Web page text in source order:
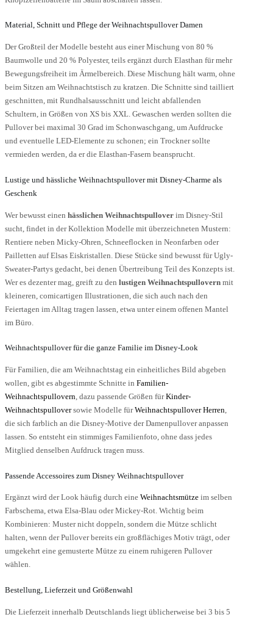
Material, Schnitt und Pflege der Weihnachtspullover Damen
Der Großteil der Modelle besteht aus einer Mischung von 80 %
Baumwolle und 20 % Polyester, teils ergänzt durch Elasthan für mehr
Bewegungsfreiheit im Ärmelbereich. Diese Mischung hält warm, ohne
beim Sitzen am Weihnachtstisch zu kratzen. Die Schnitte sind tailliert
geschnitten, mit Rundhalsausschnitt und leicht abfallenden
Schultern, in Größen von XS bis XXL. Gewaschen werden sollten die
Pullover bei maximal 30 Grad im Schonwaschgang, um Aufdrucke
und eventuelle LED-Elemente zu schonen; ein Trockner sollte
vermieden werden, da er die Elasthan-Fasern beansprucht.
Lustige und hässliche Weihnachtspullover mit Disney-Charme als
Geschenk
Wer bewusst einen hässlichen Weihnachtspullover im Disney-Stil
sucht, findet in der Kollektion Modelle mit überzeichneten Mustern:
Rentiere neben Micky-Ohren, Schneeflocken in Neonfarben oder
Pailletten auf Elsas Eiskristallen. Diese Stücke sind bewusst für Ugly-
Sweater-Partys gedacht, bei denen Übertreibung Teil des Konzepts ist.
Wer es dezenter mag, greift zu den lustigen Weihnachtspullovern mit
kleineren, comicartigen Illustrationen, die sich auch nach den
Feiertagen im Alltag tragen lassen, etwa unter einem offenen Mantel
im Büro.
Weihnachtspullover für die ganze Familie im Disney-Look
Für Familien, die am Weihnachtstag ein einheitliches Bild abgeben
wollen, gibt es abgestimmte Schnitte in Familien-
Weihnachtspullovern, dazu passende Größen fürKinder-
Weihnachtspulloversowie Modelle fürWeihnachtspullover Herren,
die sich farblich an die Disney-Motive der Damenpullover anpassen
lassen. So entsteht ein stimmiges Familienfoto, ohne dass jedes
Mitglied denselben Aufdruck tragen muss.
Passende Accessoires zum Disney Weihnachtspullover
Ergänzt wird der Look häufig durch eine Weihnachtsmütze im selben
Farbschema, etwa Elsa-Blau oder Mickey-Rot. Wichtig beim
Kombinieren: Muster nicht doppeln, sondern die Mütze schlicht
halten, wenn der Pullover bereits ein großflächiges Motiv trägt, oder
umgekehrt eine gemusterte Mütze zu einem ruhigeren Pullover
wählen.
Bestellung, Lieferzeit und Größenwahl
Die Lieferzeit innerhalb Deutschlands liegt üblicherweise bei 3 bis 5